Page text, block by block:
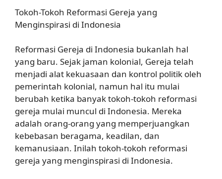
Tokoh-Tokoh Reformasi Gereja yang
Menginspirasi di Indonesia
Reformasi Gereja di Indonesia bukanlah hal
yang baru. Sejak jaman kolonial, Gereja telah
menjadi alat kekuasaan dan kontrol politik oleh
pemerintah kolonial, namun hal itu mulai
berubah ketika banyak tokoh-tokoh reformasi
gereja mulai muncul di Indonesia. Mereka
adalah orang-orang yang memperjuangkan
kebebasan beragama, keadilan, dan
kemanusiaan. Inilah tokoh-tokoh reformasi
gereja yang menginspirasi di Indonesia.